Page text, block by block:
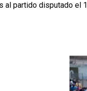
al partido disputado el